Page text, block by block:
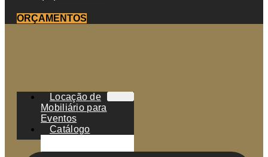
ORÇAMENTOS
Locação de
Mobiliário para
Eventos
Catálogo